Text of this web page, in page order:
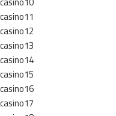
casino11
casino12
casino13
casino14
casino15
casino16
casino17